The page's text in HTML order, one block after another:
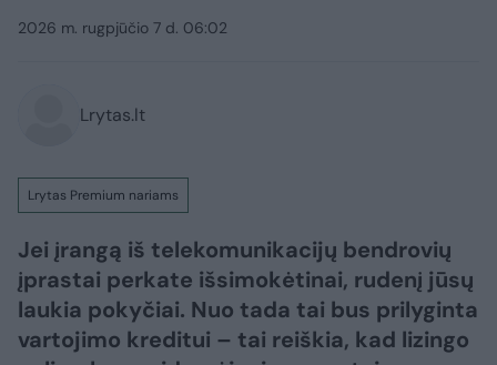
2026 m. rugpjūčio 7 d. 06:02
Lrytas.lt
Lrytas Premium nariams
Jei įrangą iš telekomunikacijų bendrovių
įprastai perkate išsimokėtinai, rudenį jūsų
laukia pokyčiai. Nuo tada tai bus prilyginta
vartojimo kreditui – tai reiškia, kad lizingo